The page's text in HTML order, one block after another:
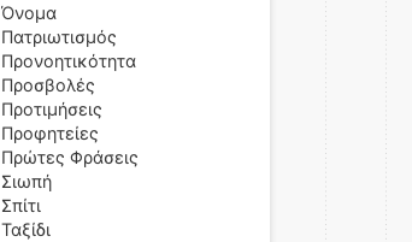
Όνομα
Πατριωτισμός
Προνοητικότητα
Προσβολές
Προτιμήσεις
Προφητείες
Πρώτες Φράσεις
Σιωπή
Σπίτι
Ταξίδι